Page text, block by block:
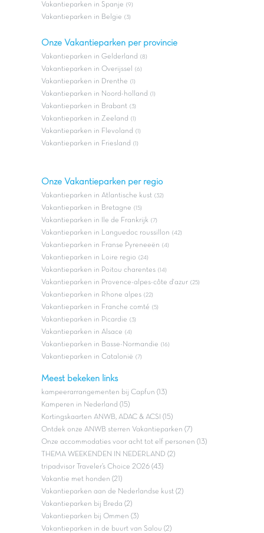
Vakantieparken in Spanje (9)
Vakantieparken in Belgie (3)
Onze Vakantieparken per provincie
Vakantieparken in Gelderland (8)
Vakantieparken in Overijssel (6)
Vakantieparken in Drenthe (1)
Vakantieparken in Noord-holland (1)
Vakantieparken in Brabant (3)
Vakantieparken in Zeeland (1)
Vakantieparken in Flevoland (1)
Vakantieparken in Friesland (1)
Onze Vakantieparken per regio
Vakantieparken in Atlantische kust (32)
Vakantieparken in Bretagne (15)
Vakantieparken in Ile de Frankrijk (7)
Vakantieparken in Languedoc roussillon (42)
Vakantieparken in Franse Pyreneeën (4)
Vakantieparken in Loire regio (24)
Vakantieparken in Poitou charentes (14)
Vakantieparken in Provence-alpes-côte d'azur (25)
Vakantieparken in Rhone alpes (22)
Vakantieparken in Franche comté (5)
Vakantieparken in Picardie (3)
Vakantieparken in Alsace (4)
Vakantieparken in Basse-Normandie (16)
Vakantieparken in Catalonië (7)
Meest bekeken links
kampeerarrangementen bij Capfun (13)
Kamperen in Nederland (15)
Kortingskaarten ANWB, ADAC & ACSI (15)
Ontdek onze ANWB sterren Vakantieparken (7)
Onze accommodaties voor acht tot elf personen (13)
THEMA WEEKENDEN IN NEDERLAND (2)
tripadvisor Traveler’s Choice 2026 (43)
Vakantie met honden (21)
Vakantieparken aan de Nederlandse kust (2)
Vakantieparken bij Breda (2)
Vakantieparken bij Ommen (3)
Vakantieparken in de buurt van Salou (2)